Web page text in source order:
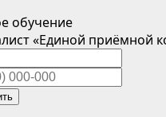
обучение
«Единой приёмной